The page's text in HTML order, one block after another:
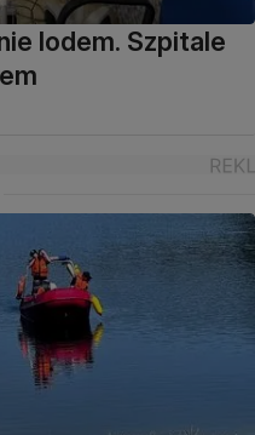
lodem. Szpitale